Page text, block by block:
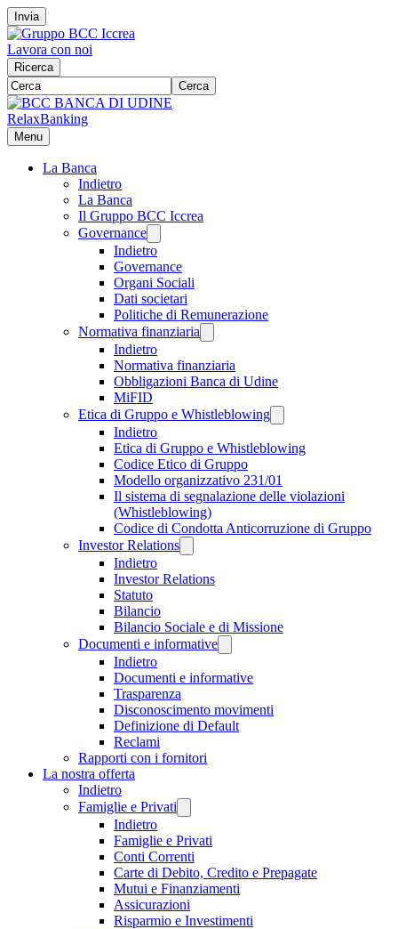
Invia
Lavora con noi
Ricerca
Cerca
RelaxBanking
Menu
La Banca
Indietro
La Banca
Il Gruppo BCC Iccrea
Governance
Indietro
Governance
Organi Sociali
Dati societari
Politiche di Remunerazione
Normativa finanziaria
Indietro
Normativa finanziaria
Obbligazioni Banca di Udine
MiFID
Etica di Gruppo e Whistleblowing
Indietro
Etica di Gruppo e Whistleblowing
Codice Etico di Gruppo
Modello organizzativo 231/01
Il sistema di segnalazione delle violazioni
(Whistleblowing)
Codice di Condotta Anticorruzione di Gruppo
Investor Relations
Indietro
Investor Relations
Statuto
Bilancio
Bilancio Sociale e di Missione
Documenti e informative
Indietro
Documenti e informative
Trasparenza
Disconoscimento movimenti
Definizione di Default
Reclami
Rapporti con i fornitori
La nostra offerta
Indietro
Famiglie e Privati
Indietro
Famiglie e Privati
Conti Correnti
Carte di Debito, Credito e Prepagate
Mutui e Finanziamenti
Assicurazioni
Risparmio e Investimenti